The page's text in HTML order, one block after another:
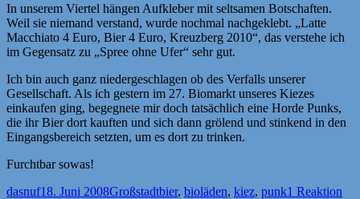
In unserem Viertel hängen Aufkleber mit seltsamen Botschaften.
Weil sie niemand verstand, wurde nochmal nachgeklebt. „Latte
Macchiato 4 Euro, Bier 4 Euro, Kreuzberg 2010“, das verstehe ich
im Gegensatz zu „Spree ohne Ufer“ sehr gut.
Ich bin auch ganz niedergeschlagen ob des Verfalls unserer
Gesellschaft. Als ich gestern im 27. Biomarkt unseres Kiezes
einkaufen ging, begegnete mir doch tatsächlich eine Horde Punks,
die ihr Bier dort kauften und sich dann grölend und stinkend in den
Eingangsbereich setzten, um es dort zu trinken.
Furchtbar sowas!
Autor
dasnufVeröffentlicht
18. Juni 2008Kategorien
GroßstadtSchlagwörter
bier, bioläden, kiez, punk1 Reaktion